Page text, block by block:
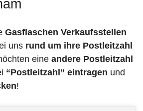
Gasflaschen Verkaufsstellen
uns rund um ihre Postleitzahl
eine andere Postleitzahl
“Postleitzahl” eintragen und
!